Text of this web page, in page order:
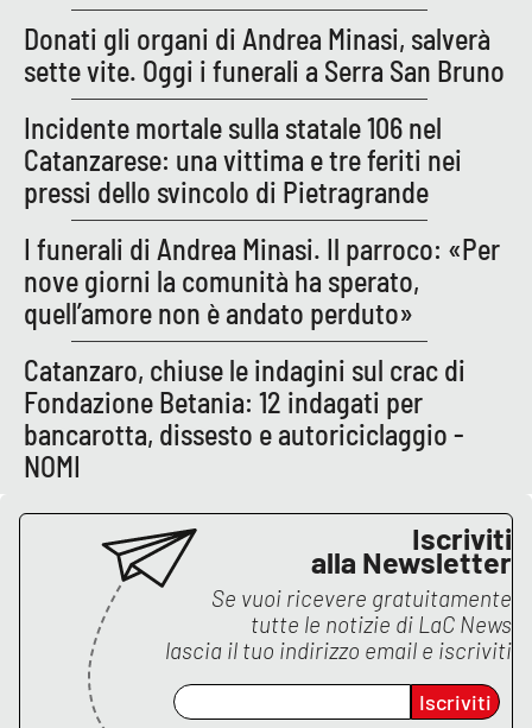
Donati gli organi di Andrea Minasi, salverà
sette vite. Oggi i funerali a Serra San Bruno
Incidente mortale sulla statale 106 nel
Catanzarese: una vittima e tre feriti nei
pressi dello svincolo di Pietragrande
I funerali di Andrea Minasi. Il parroco: «Per
nove giorni la comunità ha sperato,
quell’amore non è andato perduto»
Catanzaro, chiuse le indagini sul crac di
Fondazione Betania: 12 indagati per
bancarotta, dissesto e autoriciclaggio -
NOMI
Iscriviti
alla Newsletter
Se vuoi ricevere gratuitamente
tutte le notizie di LaC News
lascia il tuo indirizzo email e iscriviti
Iscriviti